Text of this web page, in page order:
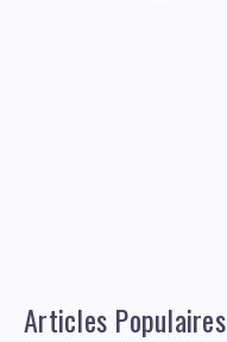
Articles Populaires